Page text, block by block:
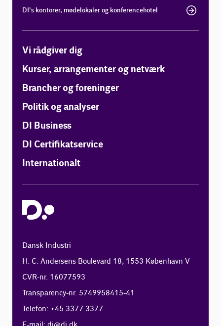
DI's kontorer, mødelokaler og konferencehotel
Vi rådgiver dig
Kurser, arrangementer og netværk
Brancher og foreninger
Politik og analyser
DI Business
DI Certifikatservice
Internationalt
Dansk Industri
H. C. Andersens Boulevard 18, 1553 København V
CVR-nr. 16077593
Transparency-nr. 5749958415-41
Telefon: +45 3377 3377